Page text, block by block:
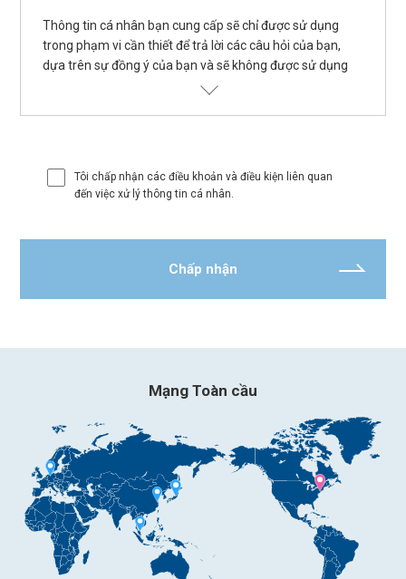
Thông tin cá nhân bạn cung cấp sẽ chỉ được sử dụng
trong phạm vi cần thiết để trả lời các câu hỏi của bạn,
dựa trên sự đồng ý của bạn và sẽ không được sử dụng
cho bất kỳ mục đích nào khác. Tùy thuộc vào bản chất
cung cấp sẽ chỉ được sử dụng trong phạm vi cần thiết để
trả lời các câu hỏi của bạn và sẽ không được sử dụng cho
xem Chính sách Bảo mật.
Tôi chấp nhận các điều khoản và điều kiện liên quan
đến việc xử lý thông tin cá nhân.
Mạng Toàn cầu